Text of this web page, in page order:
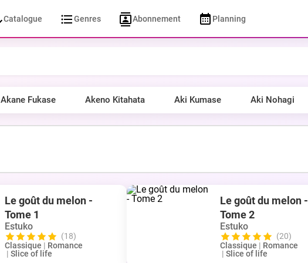
Catalogue Genres Abonnement Planning
Akane Fukase Akeno Kitahata Aki Kumase Aki Nohagi
Le goût du melon -
Tome 1
Estuko
(18)
Classique | Romance
| Slice of life
Le goût du melon -
Tome 2
Estuko
(20)
Classique | Romance
| Slice of life